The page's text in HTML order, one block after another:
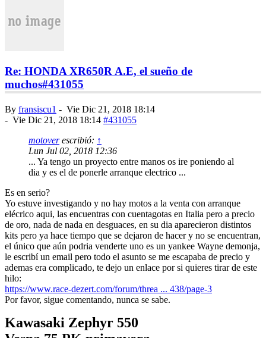
Re: HONDA XR650R A.E, el sueño de
muchos#431055
By fransiscu1 - Vie Dic 21, 2018 18:14
- Vie Dic 21, 2018 18:14 #431055
motoverescribió: ↑
Lun Jul 02, 2018 12:36
... Ya tengo un proyecto entre manos os ire poniendo al
dia y es el de ponerle arranque electrico ...
Es en serio?
Yo estuve investigando y no hay motos a la venta con arranque
elécrico aqui, las encuentras con cuentagotas en Italia pero a precio
de oro, nada de nada en desguaces, en su dia aparecieron distintos
kits pero ya hace tiempo que se dejaron de hacer y no se encuentran,
el único que aún podria venderte uno es un yankee Wayne demonja,
le escribí un email pero todo el asunto se me escapaba de precio y
ademas era complicado, te dejo un enlace por si quieres tirar de este
hilo:
https://www.race-dezert.com/forum/threa ... 438/page-3
Por favor, sigue comentando, nunca se sabe.
Kawasaki Zephyr 550